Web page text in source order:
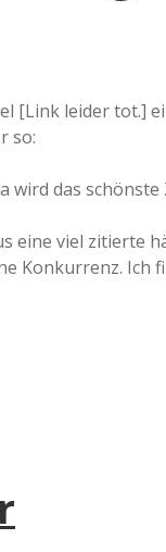
[Link leider tot.]
so:
wird das
eine viel zitierte
Konkurrenz. Ich